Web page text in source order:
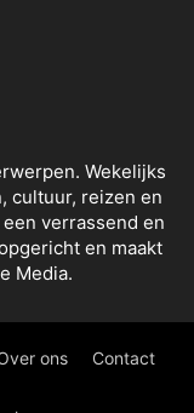
Wekelijks
cultuur, reizen en
verrassend en
en maakt
Media.
ons Contact